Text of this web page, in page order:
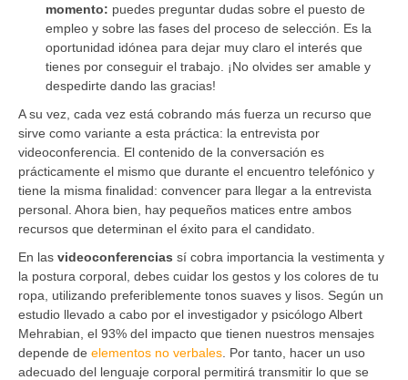
momento: puedes preguntar dudas sobre el puesto de
empleo y sobre las fases del proceso de selección. Es la
oportunidad idónea para dejar muy claro el interés que
tienes por conseguir el trabajo. ¡No olvides ser amable y
despedirte dando las gracias!
A su vez, cada vez está cobrando más fuerza un recurso que
sirve como variante a esta práctica: la entrevista por
videoconferencia. El contenido de la conversación es
prácticamente el mismo que durante el encuentro telefónico y
tiene la misma finalidad: convencer para llegar a la entrevista
personal. Ahora bien, hay pequeños matices entre ambos
recursos que determinan el éxito para el candidato.
En las videoconferencias sí cobra importancia la vestimenta y
la postura corporal, debes cuidar los gestos y los colores de tu
ropa, utilizando preferiblemente tonos suaves y lisos. Según un
estudio llevado a cabo por el investigador y psicólogo Albert
Mehrabian, el 93% del impacto que tienen nuestros mensajes
depende de elementos no verbales . Por tanto, hacer un uso
adecuado del lenguaje corporal permitirá transmitir lo que se